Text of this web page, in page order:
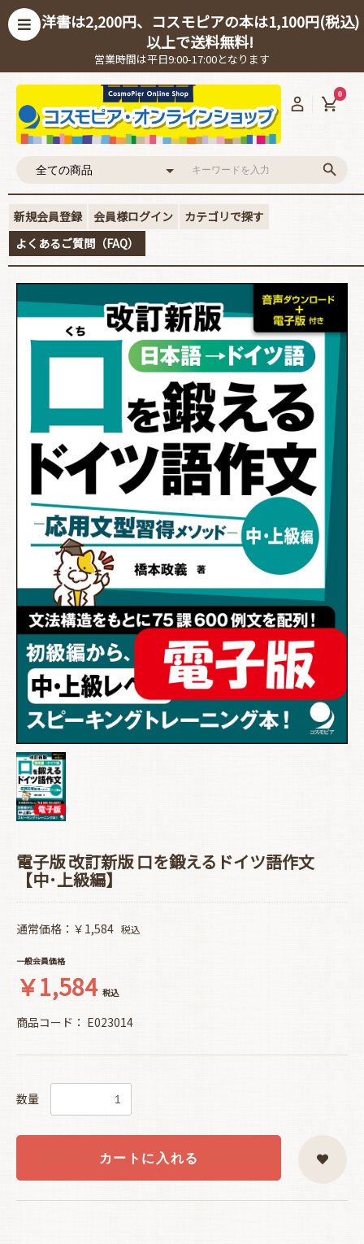
洋書は2,200円、コスモピアの本は1,100円(税込)
以上で送料無料!
営業時間は平日9:00-17:00となります
0
新規会員登録 会員様ログイン
カテゴリで探す
よくあるご質問（FAQ）
電子版 改訂新版 口を鍛えるドイツ語作文
【中･上級編】
通常価格：￥1,584 税込
一般会員価格
￥1,584 税込
商品コード： E023014
数量
カートに入れる